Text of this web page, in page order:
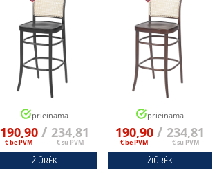
prieinama
190,90
€ be PVM
/ 234,81
€ su PVM
ŽIŪRĖK
prieinama
190,90
€ be PVM
/ 234,81
€ su PVM
ŽIŪRĖK